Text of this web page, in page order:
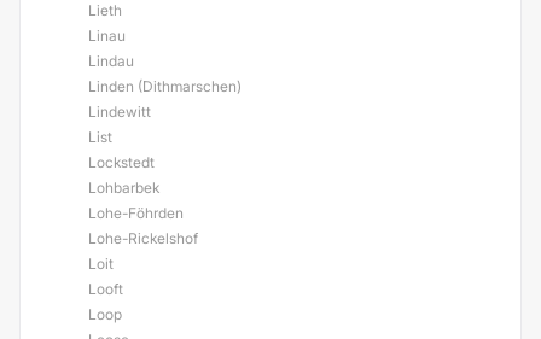
Lieth
Linau
Lindau
Linden (Dithmarschen)
Lindewitt
List
Lockstedt
Lohbarbek
Lohe-Föhrden
Lohe-Rickelshof
Loit
Looft
Loop